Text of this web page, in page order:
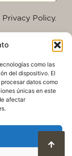
como las
del dispositivo. El
datos como
únicas en este
afectar
Policy.